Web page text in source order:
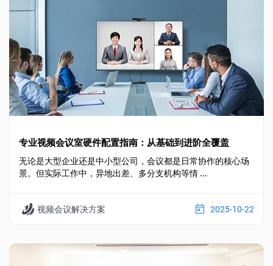
专业视频会议室硬件配置指南：从基础到进阶全覆盖
无论是大型企业还是中小型公司，会议都是日常协作的核心场
景。但实际工作中，异地出差、多分支机构等情 ...
视频会议解决方案 2025-10-22